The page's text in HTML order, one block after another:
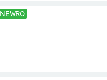
NEWRO